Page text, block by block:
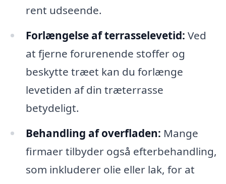
rent udseende.
Forlængelse af terrasselevetid: Ved
at fjerne forurenende stoffer og
beskytte træet kan du forlænge
levetiden af din træterrasse
betydeligt.
Behandling af overfladen: Mange
firmaer tilbyder også efterbehandling,
som inkluderer olie eller lak, for at